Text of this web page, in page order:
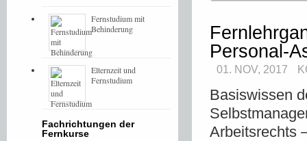
Personal-
01. NOV, 2017
Basiswissen
Arbeitsrechts
Fernstudium mit
Behinderung
Elternzeit und
Fernstudium
Fachrichtungen der
Fernkurse